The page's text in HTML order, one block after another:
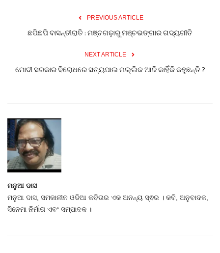
PREVIOUS ARTICLE
ଛପିଛପି ବାସନ୍ତୀରାତି : ମଞ୍ଚଗଢ଼ାରୁ ମଞ୍ଚଭଙ୍ଗାର ଗଦ୍ୟଗୀତି
NEXT ARTICLE
ମୋଦୀ ସରକାର ବିରୋଧରେ ସତ୍ୟପାଲ ମଲ୍ଲିକ ଆଜି କାହିଁକି କହୁଛନ୍ତି ?
ମନୁଆ ଦାସ
ମନୁଆ ଦାସ, ସମକାଳୀନ ଓଡିଆ କବିତାର ଏକ ଅନନ୍ୟ ସ୍ଵର । କବି, ଅନୁବାଦକ,
ସିନେମା ନିର୍ମାତା ଏବଂ ସମ୍ପାଦକ ।